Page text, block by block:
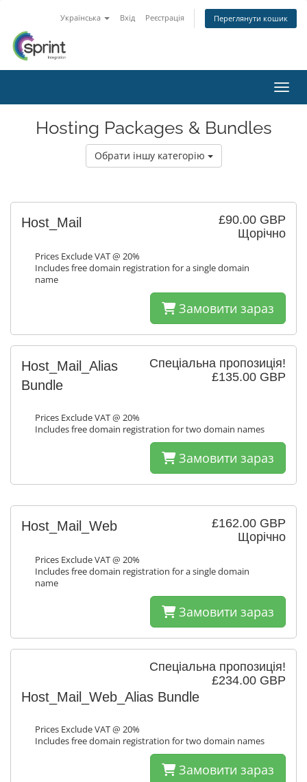
Українська Вхід Реєстрація Переглянути кошик
Hosting Packages & Bundles
Обрати іншу категорію
£90.00 GBP
Щорічно
Host_Mail
Prices Exclude VAT @ 20%
Includes free domain registration for a single domain
name
Замовити зараз
Спеціальна пропозиція!
£135.00 GBP
Host_Mail_Alias
Bundle
Prices Exclude VAT @ 20%
Includes free domain registration for two domain names
Замовити зараз
£162.00 GBP
Щорічно
Host_Mail_Web
Prices Exclude VAT @ 20%
Includes free domain registration for a single domain
name
Замовити зараз
Спеціальна пропозиція!
£234.00 GBP
Host_Mail_Web_Alias Bundle
Prices Exclude VAT @ 20%
Includes free domain registration for two domain names
Замовити зараз